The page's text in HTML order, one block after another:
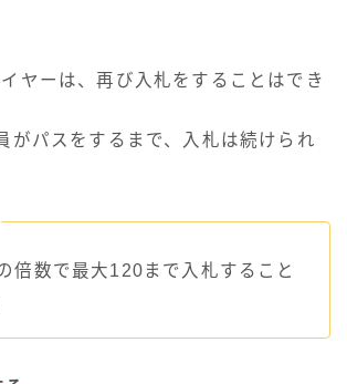
ヤーは、再び入札をすることはでき
がパスをするまで、入札は続けられ
倍数で最大120まで入札すること